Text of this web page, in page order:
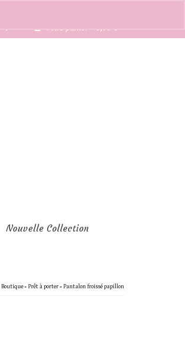
Votre panier 0,00 €
Nouvelle Collection
Boutique » Prêt à porter » Pantalon froissé papillon